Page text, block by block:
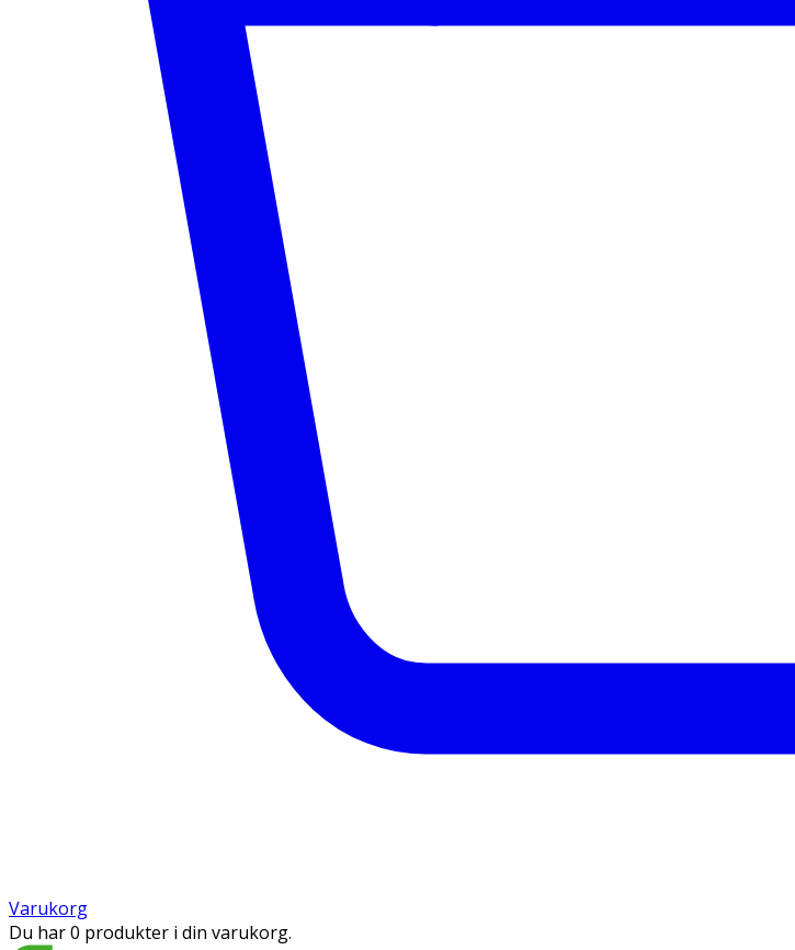
Varukorg
Du har 0 produkter i din varukorg.